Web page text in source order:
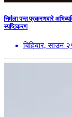
निर्मला पन्त प्रकरणबारे
स्पष्टिकरण
बिहिबार, साउन